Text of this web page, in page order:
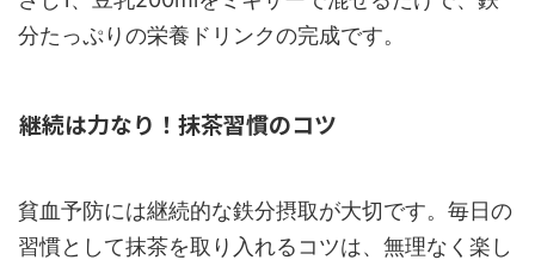
分たっぷりの栄養ドリンクの完成です。
継続は力なり！抹茶習慣のコツ
貧血予防には継続的な鉄分摂取が大切です。毎日の
習慣として抹茶を取り入れるコツは、無理なく楽し